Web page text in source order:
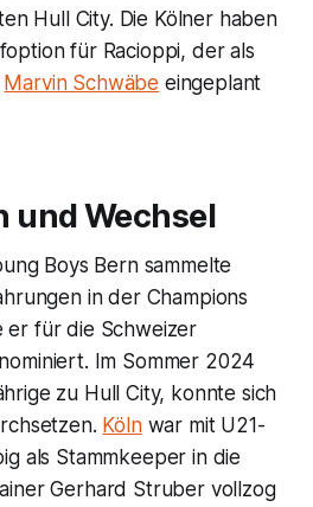
Hull City. Die Kölner haben
für Racioppi, der als
Marvin Schwäbe eingeplant
und Wechsel
Boys Bern sammelte
in der Champions
er für die Schweizer
Im Sommer 2024
zu Hull City, konnte sich
Kölnwar mit U21-
als Stammkeeper in die
Gerhard Struber vollzog